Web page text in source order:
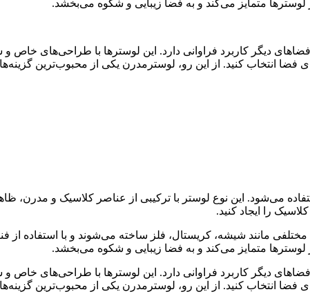
متمایز می‌کند و به فضا زیبایی و شکوه می‌بخشد.
دیگر کاربرد فراوانی دارد. این لوسترها با طراحی‌های
فضا انتخاب کنید. از این رو، لوسترمدرن یکی از محبوب‌ترین
می‌شود. این نوع لوستر با ترکیبی از عناصر کلاسیک و مدرن،
را ایجاد کنید.
مانند شیشه، کریستال، فلز ساخته می‌شوند و با استفاده از
متمایز می‌کند و به فضا زیبایی و شکوه می‌بخشد.
دیگر کاربرد فراوانی دارد. این لوسترها با طراحی‌های
فضا انتخاب کنید. از این رو، لوسترمدرن یکی از محبوب‌ترین